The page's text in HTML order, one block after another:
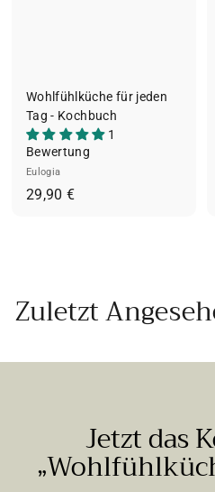
Wohlfühlküche für jeden
Tag - Kochbuch
1
Bewertung
Eulogia
29,90 €2
Zuletzt
Jetzt das